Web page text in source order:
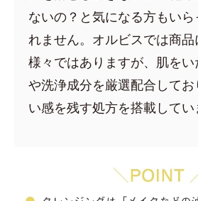
ないの？と気になる方もい
れません。オルビスでは商
様々ではありますが、肌を
や洗浄成分を厳選配合して
い感を残す処方を搭載してい